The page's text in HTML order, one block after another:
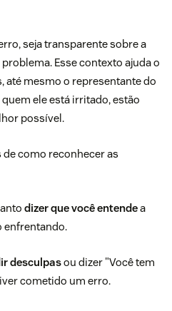
seja transparente sobre a
Esse contexto ajuda o
até mesmo o representante do
ele está irritado, estão
possível.
como reconhecer as
dizer que você entendea
enfrentando.
desculpasou dizer "Você tem
cometido um erro.